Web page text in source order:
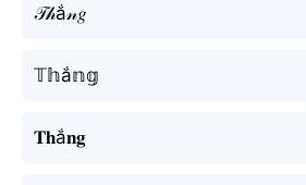
𝒯𝒽ắ𝓃𝑔
𝕋𝕙ắ𝕟𝕘
𝐓𝐡ắ𝐧𝐠